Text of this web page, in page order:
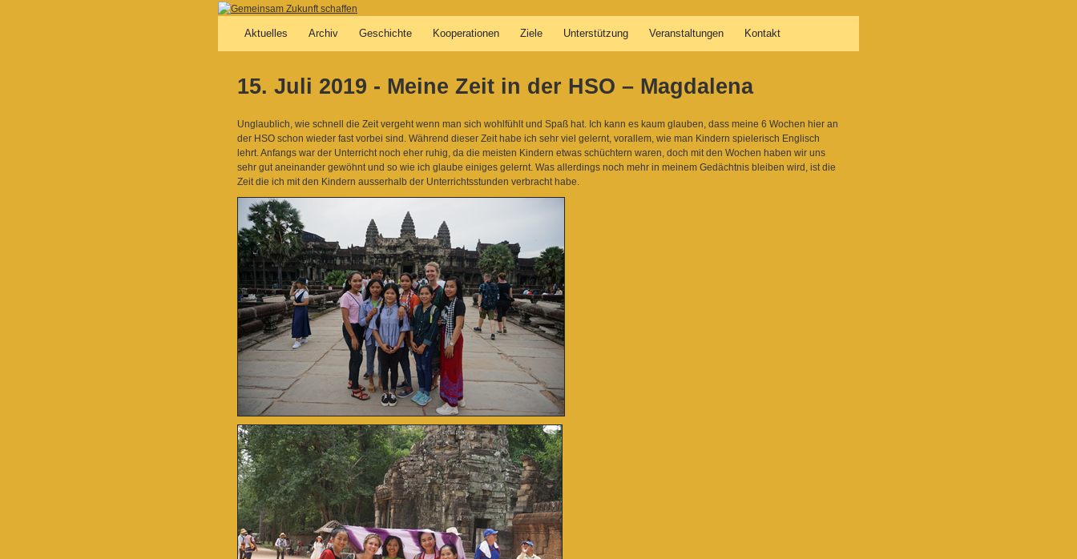
Aktuelles Archiv Geschichte Kooperationen Ziele Unterstützung Veranstaltungen Kontakt
15. Juli 2019 - Meine Zeit in der HSO – Magdalena
Unglaublich, wie schnell die Zeit vergeht wenn man sich wohlfühlt und Spaß hat. Ich kann es kaum glauben, dass meine 6 Wochen hier an
der HSO schon wieder fast vorbei sind. Während dieser Zeit habe ich sehr viel gelernt, vorallem, wie man Kindern spielerisch Englisch
lehrt. Anfangs war der Unterricht noch eher ruhig, da die meisten Kindern etwas schüchtern waren, doch mit den Wochen haben wir uns
sehr gut aneinander gewöhnt und so wie ich glaube einiges gelernt. Was allerdings noch mehr in meinem Gedächtnis bleiben wird, ist die
Zeit die ich mit den Kindern ausserhalb der Unterrichtsstunden verbracht habe.